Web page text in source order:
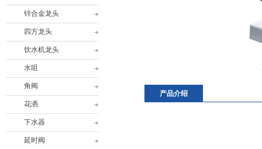
锌合金龙头
四方龙头
饮水机龙头
水咀
角阀
花洒
下水器
延时阀
产品介绍